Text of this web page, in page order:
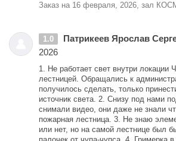
Заказ на 16 февраля, 2026, зал
1.0 Патрикеев Ярослав
2026
1. Не работает свет внутри локации
лестницей. Обращались к
получилось сделать, только
источник света. 2. Снизу под нами
снимали видео, они даже не знали
пожарная лестница. 3. Не знаю
или нет, но на самой лестнице был